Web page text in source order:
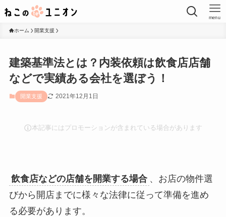
menu
ホーム 開業支援
建築基準法とは？内装依頼は飲食店店舗
などで実績ある会社を選ぼう！
開業支援 2021年12月1日
本記事にはプロモーションが含まれている場合があります
飲食店などの店舗を開業する場合 、お店の物件選
びから開店までに様々な法律に従って準備を進め
る必要があります。